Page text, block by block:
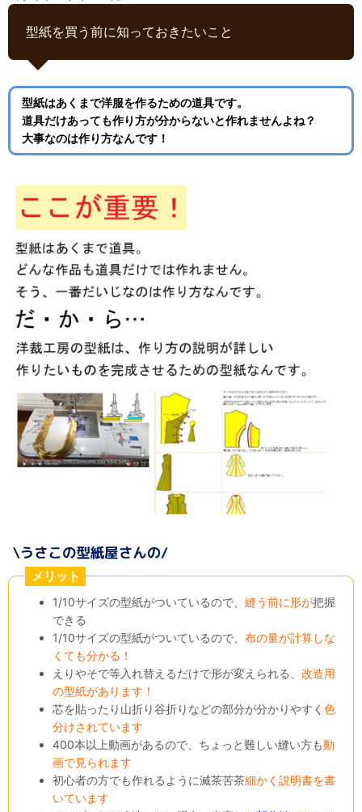
型紙を買う前に知っておきたいこと
型紙はあくまで洋服を作るための道具です。
道具だけあっても作り方が分からないと作れませんよね？
大事なのは作り方なんです！
メリット
1/10サイズの型紙がついているので、縫う前に形が把握
できる
1/10サイズの型紙がついているので、布の量が計算しな
くても分かる！
えりやそで等入れ替えるだけで形が変えられる、改造用
の型紙があります！
芯を貼ったり山折り谷折りなどの部分が分かりやすく色
分けされています
400本以上動画があるので、ちょっと難しい縫い方も動
画で見られます
初心者の方でも作れるように滅茶苦茶細かく説明書を書
いています